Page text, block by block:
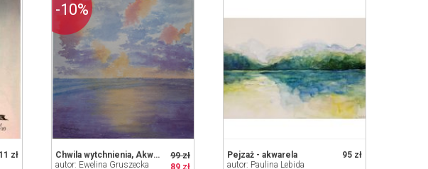
zł
99 zł
89 zł
Chwila wytchnienia, Akwarela
autor: Ewelina Gruszecka
-10%
95 zł
Pejzaż - akwarela
autor: Paulina Lebida